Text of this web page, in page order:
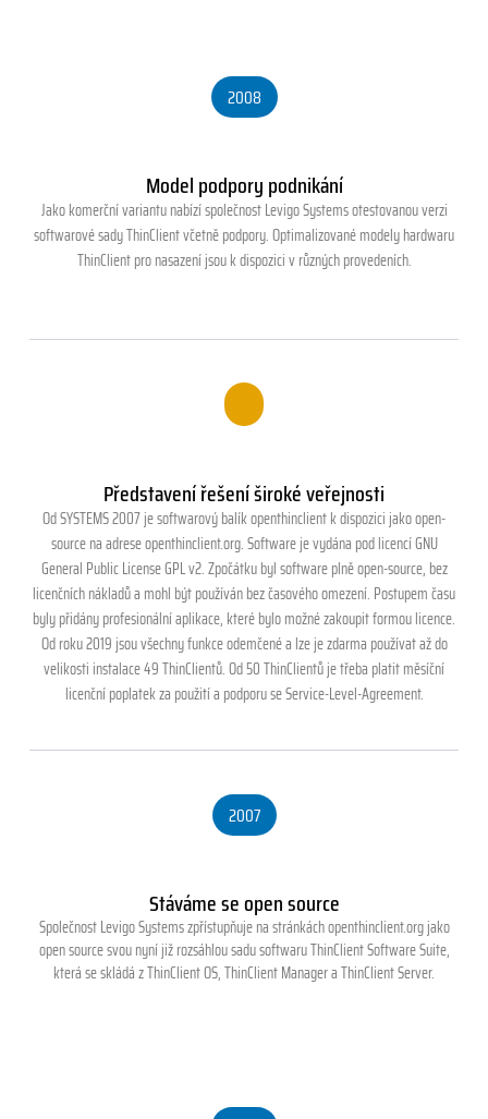
2008
Model podpory podnikání
Jako komerční variantu nabízí společnost Levigo Systems otestovanou verzi
softwarové sady ThinClient včetně podpory. Optimalizované modely hardwaru
ThinClient pro nasazení jsou k dispozici v různých provedeních.
Představení řešení široké veřejnosti
Od SYSTEMS 2007 je softwarový balík openthinclient k dispozici jako open-
source na adrese openthinclient.org. Software je vydána pod licencí GNU
General Public License GPL v2. Zpočátku byl software plně open-source, bez
licenčních nákladů a mohl být používán bez časového omezení. Postupem času
byly přidány profesionální aplikace, které bylo možné zakoupit formou licence.
Od roku 2019 jsou všechny funkce odemčené a lze je zdarma používat až do
velikosti instalace 49 ThinClientů. Od 50 ThinClientů je třeba platit měsíční
licenční poplatek za použití a podporu se Service-Level-Agreement.
2007
Stáváme se open source
Společnost Levigo Systems zpřístupňuje na stránkách openthinclient.org jako
open source svou nyní již rozsáhlou sadu softwaru ThinClient Software Suite,
která se skládá z ThinClient OS, ThinClient Manager a ThinClient Server.